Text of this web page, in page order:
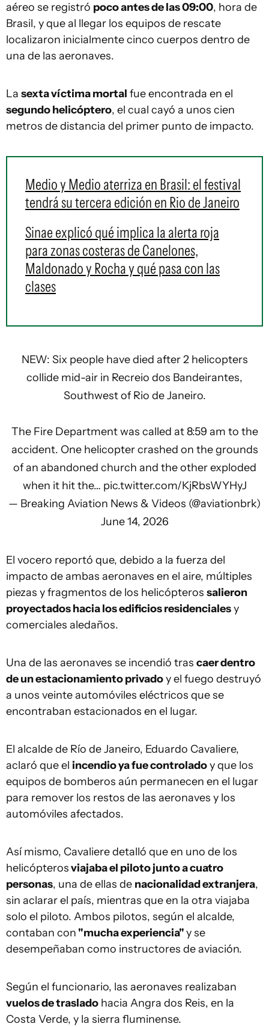
aéreo se registró poco antes de las 09:00, hora de
Brasil, y que al llegar los equipos de rescate
localizaron inicialmente cinco cuerpos dentro de
una de las aeronaves.
La sexta víctima mortal fue encontrada en el
segundo helicóptero, el cual cayó a unos cien
metros de distancia del primer punto de impacto.
Medio y Medio aterriza en Brasil: el festival
tendrá su tercera edición en Rio de Janeiro
Sinae explicó qué implica la alerta roja
para zonas costeras de Canelones,
Maldonado y Rocha y qué pasa con las
clases
NEW: Six people have died after 2 helicopters
collide mid-air in Recreio dos Bandeirantes,
Southwest of Rio de Janeiro.
The Fire Department was called at 8:59 am to the
accident. One helicopter crashed on the grounds
of an abandoned church and the other exploded
when it hit the… pic.twitter.com/KjRbsWYHyJ
— Breaking Aviation News & Videos (@aviationbrk)
June 14, 2026
El vocero reportó que, debido a la fuerza del
impacto de ambas aeronaves en el aire, múltiples
piezas y fragmentos de los helicópteros salieron
proyectados hacia los edificios residencialesy
comerciales aledaños.
Una de las aeronaves se incendió tras caer dentro
de un estacionamiento privadoy el fuego destruyó
a unos veinte automóviles eléctricos que se
encontraban estacionados en el lugar.
El alcalde de Río de Janeiro, Eduardo Cavaliere,
aclaró que el incendio ya fue controladoy que los
equipos de bomberos aún permanecen en el lugar
para remover los restos de las aeronaves y los
automóviles afectados.
Así mismo, Cavaliere detalló que en uno de los
helicópterosviajaba el piloto junto a cuatro
personas, una de ellas de nacionalidad extranjera,
sin aclarar el país, mientras que en la otra viajaba
solo el piloto. Ambos pilotos, según el alcalde,
contaban con "mucha experiencia"y se
desempeñaban como instructores de aviación.
Según el funcionario, las aeronaves realizaban
vuelos de traslado hacia Angra dos Reis, en la
Costa Verde, y la sierra fluminense.